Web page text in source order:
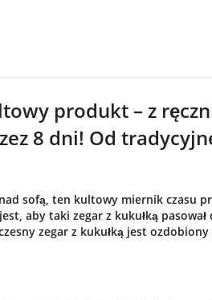
produkt – z
8 dni! Od
sofą, ten kultowy miernik czasu
aby taki zegar z kukułką
zegar z kukułką jest ozdobiony